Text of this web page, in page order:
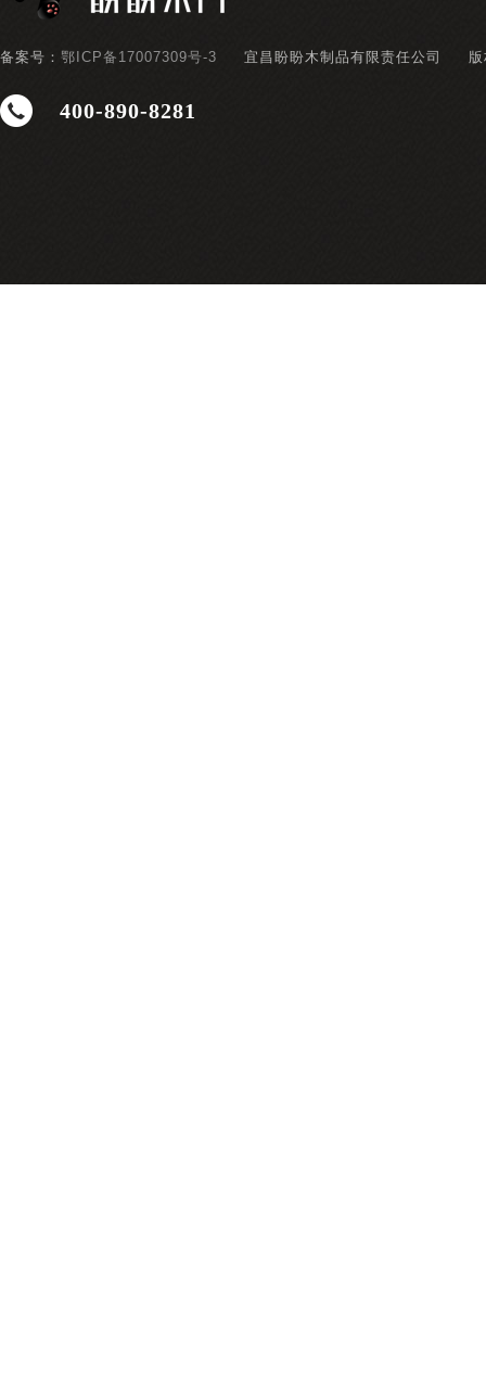
备案号： 鄂ICP备17007309号-3 宜昌盼盼木制品有限责任公司
400-890-8281